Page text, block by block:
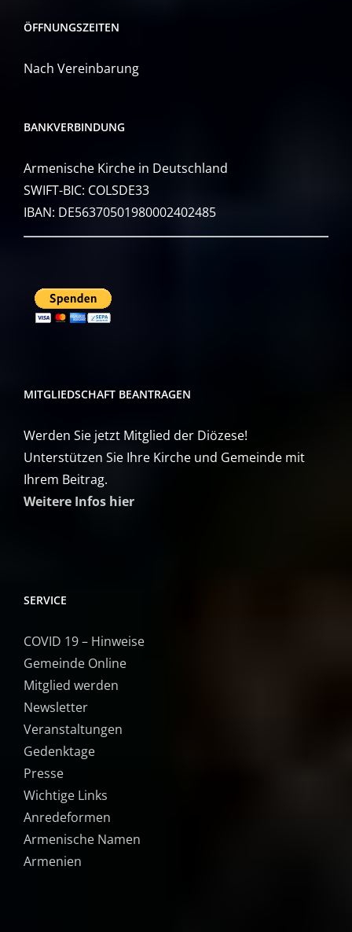
ÖFFNUNGSZEITEN
Nach Vereinbarung
BANKVERBINDUNG
Armenische Kirche in Deutschland
SWIFT-BIC: COLSDE33
IBAN: DE56370501980002402485
MITGLIEDSCHAFT BEANTRAGEN
Werden Sie jetzt Mitglied der Diözese!
Unterstützen Sie Ihre Kirche und Gemeinde mit
Ihrem Beitrag.
Weitere Infos hier
SERVICE
COVID 19 – Hinweise
Gemeinde Online
Mitglied werden
Newsletter
Veranstaltungen
Gedenktage
Presse
Wichtige Links
Anredeformen
Armenische Namen
Armenien